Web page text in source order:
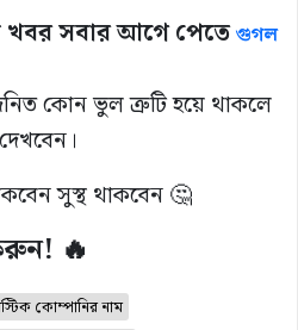
সবার আগে পেতেগুগল
কোন ভুল ত্রুটি হয়ে থাকলে
সুস্থ থাকবেন 🤔
🔥
কোম্পানির নাম